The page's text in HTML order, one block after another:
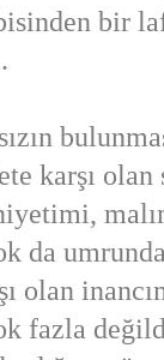
bir
karşı olan
da umrunda
olan
fazla